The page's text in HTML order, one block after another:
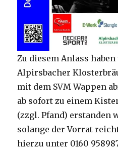
Zu diesem Anlass
Alpirsbacher
mit dem SVM Wappen
ab sofort zu einem
(zzgl. Pfand) erstanden
solange der Vorrat
hierzu unter 0160